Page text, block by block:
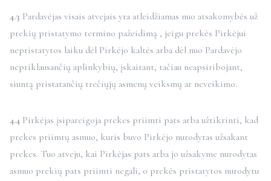
4.3 Pardavėjas visais atvejais yra atleidžiamas nuo atsakomybės už
prekių pristatymo termino pažeidimą , jeigu prekės Pirkėjui
nepristatytos laiku dėl Pirkėjo kaltės arba dėl nuo Pardavėjo
nepriklausančių aplinkybių, įskaitant, tačiau neapsiribojant,
siuntą pristatančių trečiųjų asmenų veiksmų ar neveikimo.
4.4 Pirkėjas įsipareigoja prekes priimti pats arba užtikrinti, kad
prekes priimtų asmuo, kuris buvo Pirkėjo nurodytas užsakant
prekes. Tuo atveju, kai Pirkėjas pats arba jo užsakyme nurodytas
asmuo prekių pats priimti negali, o prekės pristatytos nurodytu